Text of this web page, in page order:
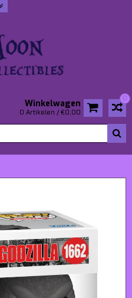
0
Winkelwagen
0 Artikelen / €0,00